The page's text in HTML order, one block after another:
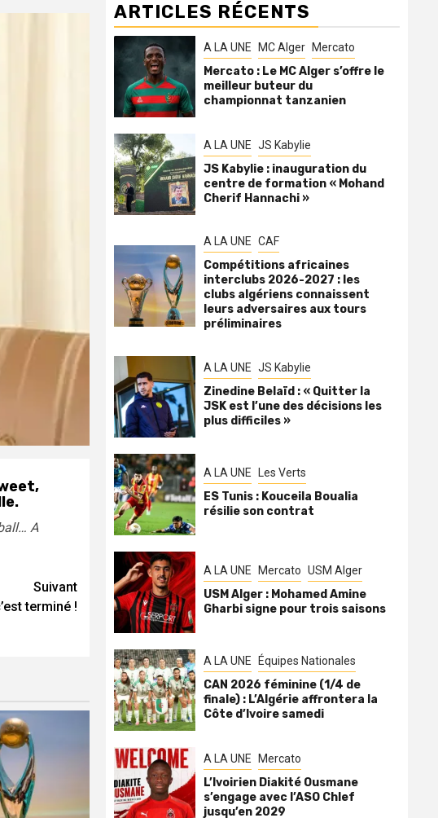
A
Suivant
terminé !
ARTICLES RÉCENTS
A LA UNE MC Alger Mercato
Mercato : Le MC Alger s’offre le
meilleur buteur du
championnat tanzanien
A LA UNE JS Kabylie
JS Kabylie : inauguration du
centre de formation « Mohand
Cherif Hannachi »
A LA UNE CAF
Compétitions africaines
interclubs 2026-2027 : les
clubs algériens connaissent
leurs adversaires aux tours
préliminaires
A LA UNE JS Kabylie
Zinedine Belaïd : « Quitter la
JSK est l’une des décisions les
plus difficiles »
A LA UNE Les Verts
ES Tunis : Kouceila Boualia
résilie son contrat
A LA UNE Mercato USM Alger
USM Alger : Mohamed Amine
Gharbi signe pour trois saisons
A LA UNE Équipes Nationales
CAN 2026 féminine (1/4 de
finale) : L’Algérie affrontera la
Côte d’Ivoire samedi
A LA UNE Mercato
L’Ivoirien Diakité Ousmane
s’engage avec l’ASO Chlef
jusqu’en 2029